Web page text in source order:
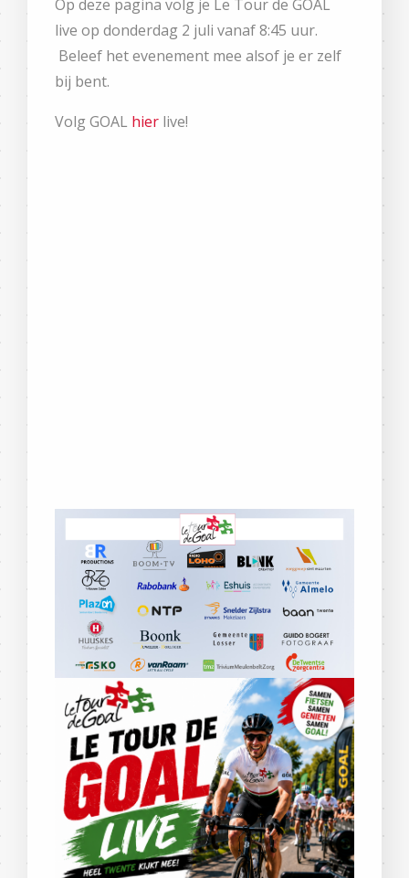
Op deze pagina volg je Le Tour de GOAL
live op donderdag 2 juli vanaf 8:45 uur.
Beleef het evenement mee alsof je er zelf
bij bent.
Volg GOAL hier live!